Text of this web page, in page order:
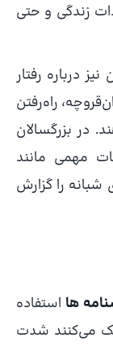
زندگی و حتی
درباره رفتار
راه‌رفتن
در بزرگسالان
مهمی مانند
را گزارش
ها استفاده
می‌کنند شدت